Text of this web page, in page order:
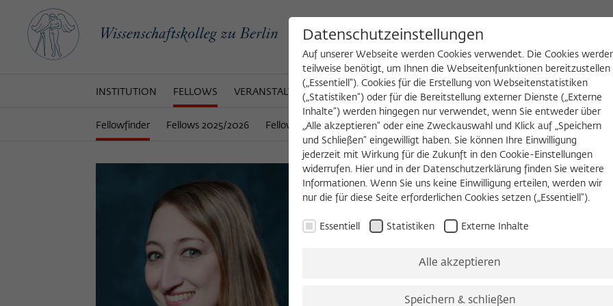
INSTITUTION FELLOWS VERANSTALTUNGEN WIKOTHEK FELLOW WERDEN
Fellowfinder Fellows 2025/2026 Fellows 2026/2027 Permanent Fellows Alumni
2018/2019
Asheley R. Landrum, Ph.D.
Science Communication
Texas Tech University, Lubbock
Born in 1983 in Illinois, USA
Datenschutzeinstellungen
Auf unserer Webseite werden Cookies verwendet. Die Cookies
teilweise benötigt, um Ihnen die Webseitenfunktionen bereitzustellen
(„Essentiell“). Cookies für die Erstellung von Webseitenstatistiken
(„Statistiken“) oder für die Bereitstellung externer Dienste („Externe
Inhalte“) werden hingegen nur verwendet, wenn Sie entweder über
„Alle akzeptieren“ oder eine Zweckauswahl und Klick auf „Speichern
und Schließen“ eingewilligt haben. Sie können Ihre Einwilligung
jederzeit mit Wirkung für die Zukunft in den Cookie-Einstellungen
widerrufen. Hier und in der Datenschutzerklärung finden Sie weitere
Informationen. Wenn Sie uns keine Einwilligung erteilen, werden wir
nur die für diese Seite erforderlichen Cookies setzen („Essentiell“).
Essentiell Statistiken Externe Inhalte
Alle akzeptieren
Speichern & schließen